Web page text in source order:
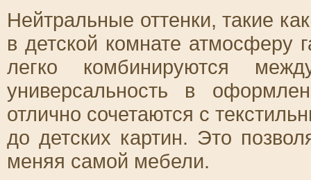
Нейтральные оттенки, такие
в детской комнате атмосферу
легко комбинируются
универсальность в
отлично сочетаются с
до детских картин. Это
меняя самой мебели.